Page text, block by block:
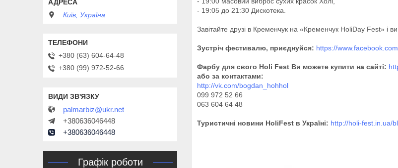
- 19:05 до 21:30 Дискотека.
Завітайте друзі в Кременчук на «Кременчук HoliDay Fest» і
Зустріч фестивалю, приєднуйся: https://
Фарбу для свого Holi Fest Ви можете купити на сайті:
або за контактами:
http://vk.com/bogdan_hohhol
099 972 52 66
063 604 64 48
Туристичні новини HoliFest в Україні: http://holi-fest.in.ua/
Київ, Україна
+380 (63) 604-64-48
+380 (99) 972-52-66
palmarbiz@ukr.net
+380636046448
+380636046448
Графік роботи